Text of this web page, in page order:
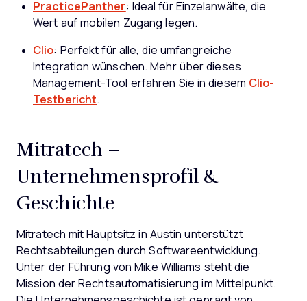
PracticePanther: Ideal für Einzelanwälte, die
Wert auf mobilen Zugang legen.
Clio: Perfekt für alle, die umfangreiche
Integration wünschen. Mehr über dieses
Management-Tool erfahren Sie in diesem Clio-
Testbericht.
Mitratech –
Unternehmensprofil &
Geschichte
Mitratech mit Hauptsitz in Austin unterstützt
Rechtsabteilungen durch Softwareentwicklung.
Unter der Führung von Mike Williams steht die
Mission der Rechtsautomatisierung im Mittelpunkt.